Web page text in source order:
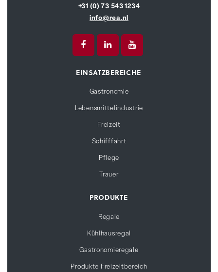
+31 (0) 73 543 1234
info@rea.nl
EINSATZBEREICHE
Gastronomie
Lebensmittelindustrie
Freizeit
Schifffahrt
Pflege
Trauer
PRODUKTE
Regale
Kühlhausregal
Gastronomieregale
Produkte Freizeitbereich